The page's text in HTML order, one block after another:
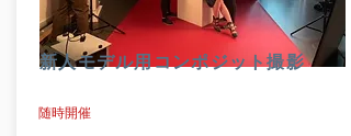
新人モデル用コンポジット撮影
随時開催